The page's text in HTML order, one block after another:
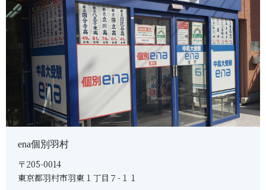
ena個別羽村
〒205-0014
東京都羽村市羽東１丁目７-１１